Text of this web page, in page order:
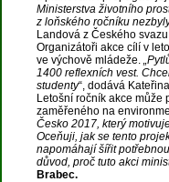
Ministerstva životního
z loňského ročníku
Landová z Českého
Organizátoři akce cílí v
ve výchově mládeže.
1400 reflexních vest.
studenty“, dodává
Letošní ročník akce může
zaměřeného na
Česko 2017, který
Oceňuji, jak se tento
napomáhají šířit
důvod, proč tuto akci
Brabec.